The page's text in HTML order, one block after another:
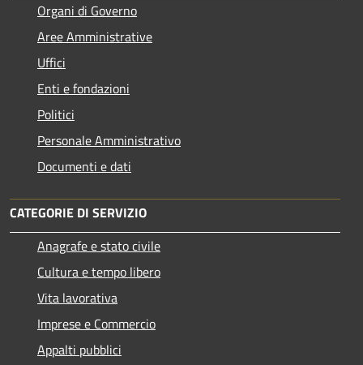
Organi di Governo
Aree Amministrative
Uffici
Enti e fondazioni
Politici
Personale Amministrativo
Documenti e dati
CATEGORIE DI SERVIZIO
Anagrafe e stato civile
Cultura e tempo libero
Vita lavorativa
Imprese e Commercio
Appalti pubblici